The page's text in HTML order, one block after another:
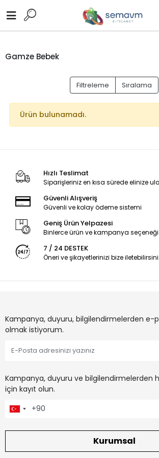
Gamze Bebek
Filtreleme Sıralama
Ürün bulunamadı.
Hızlı Teslimat
Siparişleriniz en kısa sürede elinize
Güvenli Alışveriş
Güvenli ve kolay ödeme sistemi
Geniş Ürün Yelpazesi
Binlerce ürün ve kampanya seçeneği
7 / 24 DESTEK
Öneri ve şikayetlerinizi bize
Kampanya, duyuru, bilgilendirmelerden e-
olmak istiyorum.
Kampanya, duyuru ve bilgilendirmelerden
için kayıt olun.
Kurumsal